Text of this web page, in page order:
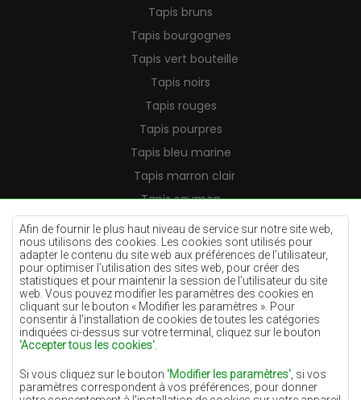
Afin de fournir le plus haut niveau de service sur notre site web,
nous utilisons des cookies. Les cookies sont utilisés pour
adapter le contenu du site web aux préférences de l’utilisateur,
pour optimiser l’utilisation des sites web, pour créer des
statistiques et pour maintenir la session de l’utilisateur du site
web. Vous pouvez modifier les paramètres des cookies en
cliquant sur le bouton « Modifier les paramètres ». Pour
consentir à l’installation de cookies de toutes les catégories
indiquées ci-dessus sur votre terminal, cliquez sur le bouton
'Accepter tous les cookies'
Si vous cliquez sur le bouton 'Modifier les paramètres' , si vos
paramètres correspondent à vos préférences, pour donner
Tapis bruns
Tapis bourgognes
Tapis vert bouteille
Tapis noirs
Tapis rouges
Tapis pourpres
Tapis bleu marine
Tapis marron clair
Tapis saumon
Tapis crème
Tapis lilas
Tapis jaunes
Tapis menthe
Tapis bleus
Tapis oranges
Tapis gris